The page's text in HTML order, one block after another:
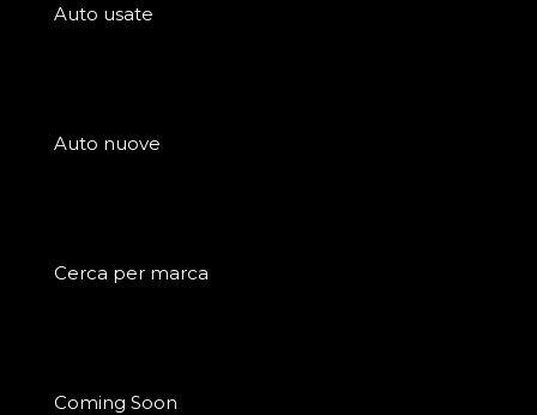
Auto usate
Auto nuove
Cerca per marca
Coming Soon